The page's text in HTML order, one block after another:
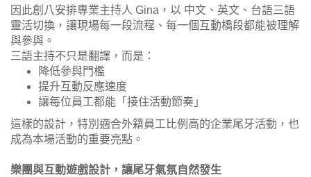
因此創八安排專業主持人 Gina，以 中文、英文、台語三語
靈活切換，讓現場每一段流程、每一個互動橋段都能被理解
與參與。
三語主持不只是翻譯，而是：
降低參與門檻
提升互動反應速度
讓每位員工都能「接住活動節奏」
這樣的設計，特別適合外籍員工比例高的企業尾牙活動，也
成為本場活動的重要亮點。
樂團與互動遊戲設計，讓尾牙氣氛自然發生